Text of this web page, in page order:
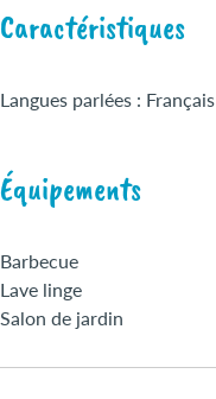
Caractéristiques
Langues parlées : Français
Équipements
Barbecue
Lave linge
Salon de jardin